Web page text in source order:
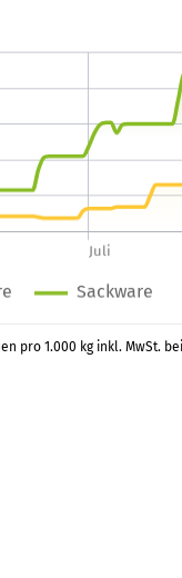
pro 1.000 kg inkl. MwSt.